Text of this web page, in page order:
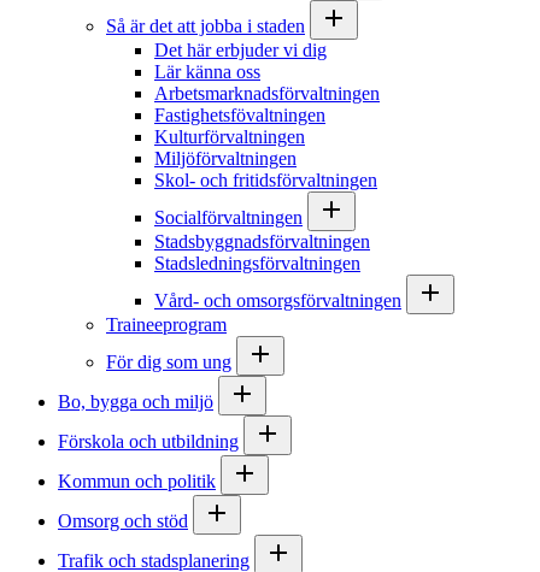
Så är det att jobba i staden
Det här erbjuder vi dig
Lär känna oss
Arbetsmarknadsförvaltningen
Fastighetsfövaltningen
Kulturförvaltningen
Miljöförvaltningen
Skol- och fritidsförvaltningen
Socialförvaltningen
Stadsbyggnadsförvaltningen
Stadsledningsförvaltningen
Vård- och omsorgsförvaltningen
Traineeprogram
För dig som ung
Bo, bygga och miljö
Förskola och utbildning
Kommun och politik
Omsorg och stöd
Trafik och stadsplanering